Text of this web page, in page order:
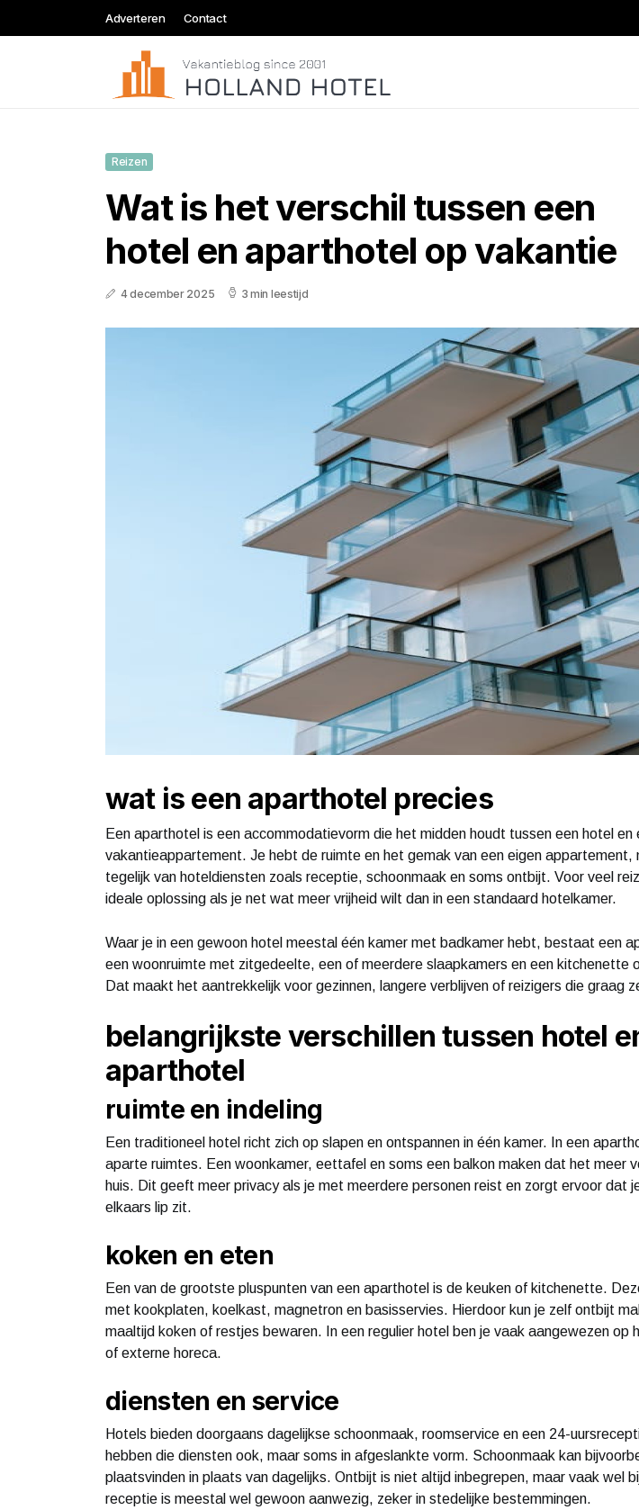
Adverteren Contact
Reizen
Wat is het verschil tussen een
hotel en aparthotel op vakantie
4 december 2025 3 min leestijd
wat is een aparthotel precies
Een aparthotel is een accommodatievorm die het midden houdt tussen een hotel en
vakantieappartement. Je hebt de ruimte en het gemak van een eigen appartement,
tegelijk van hoteldiensten zoals receptie, schoonmaak en soms ontbijt. Voor veel
ideale oplossing als je net wat meer vrijheid wilt dan in een standaard hotelkamer.
Waar je in een gewoon hotel meestal één kamer met badkamer hebt, bestaat een
een woonruimte met zitgedeelte, een of meerdere slaapkamers en een kitchenette
Dat maakt het aantrekkelijk voor gezinnen, langere verblijven of reizigers die graag
belangrijkste verschillen tussen hotel
aparthotel
ruimte en indeling
Een traditioneel hotel richt zich op slapen en ontspannen in één kamer. In een
aparte ruimtes. Een woonkamer, eettafel en soms een balkon maken dat het meer
huis. Dit geeft meer privacy als je met meerdere personen reist en zorgt ervoor dat
elkaars lip zit.
koken en eten
Een van de grootste pluspunten van een aparthotel is de keuken of kitchenette.
met kookplaten, koelkast, magnetron en basisservies. Hierdoor kun je zelf ontbijt
maaltijd koken of restjes bewaren. In een regulier hotel ben je vaak aangewezen op
of externe horeca.
diensten en service
Hotels bieden doorgaans dagelijkse schoonmaak, roomservice en een 24-
hebben die diensten ook, maar soms in afgeslankte vorm. Schoonmaak kan
plaatsvinden in plaats van dagelijks. Ontbijt is niet altijd inbegrepen, maar vaak wel
receptie is meestal wel gewoon aanwezig, zeker in stedelijke bestemmingen.